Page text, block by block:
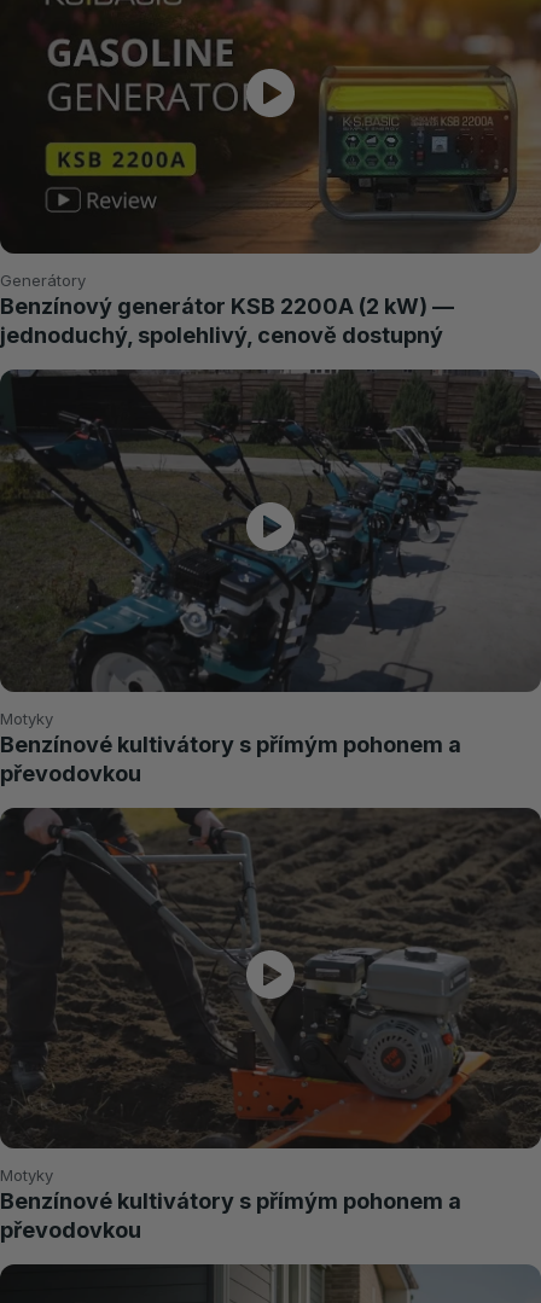
Generátory
Benzínový generátor KSB 2200A (2 kW) —
jednoduchý, spolehlivý, cenově dostupný
Motyky
Benzínové kultivátory s přímým pohonem a
převodovkou
Motyky
Benzínové kultivátory s přímým pohonem a
převodovkou